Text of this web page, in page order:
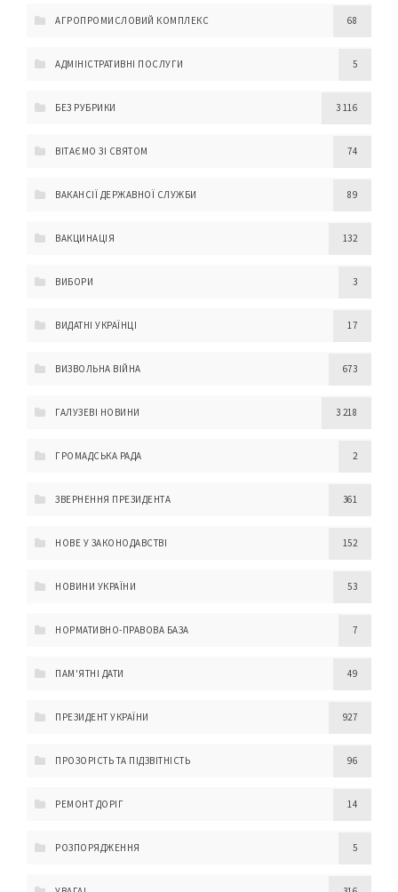
АГРОПРОМИСЛОВИЙ КОМПЛЕКС 68
АДМІНІСТРАТИВНІ ПОСЛУГИ 5
БЕЗ РУБРИКИ 3 116
ВІТАЄМО ЗІ СВЯТОМ 74
ВАКАНСІЇ ДЕРЖАВНОЇ СЛУЖБИ 89
ВАКЦИНАЦІЯ 132
ВИБОРИ 3
ВИДАТНІ УКРАЇНЦІ 17
ВИЗВОЛЬНА ВІЙНА 673
ГАЛУЗЕВІ НОВИНИ 3 218
ГРОМАДСЬКА РАДА 2
ЗВЕРНЕННЯ ПРЕЗИДЕНТА 361
НОВЕ У ЗАКОНОДАВСТВІ 152
НОВИНИ УКРАЇНИ 53
НОРМАТИВНО-ПРАВОВА БАЗА 7
ПАМ'ЯТНІ ДАТИ 49
ПРЕЗИДЕНТ УКРАЇНИ 927
ПРОЗОРІСТЬ ТА ПІДЗВІТНІСТЬ 96
РЕМОНТ ДОРІГ 14
РОЗПОРЯДЖЕННЯ 5